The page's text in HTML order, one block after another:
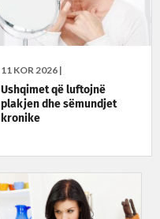
11 KOR 2026 |
Ushqimet që luftojnë
plakjen dhe sëmundjet
kronike